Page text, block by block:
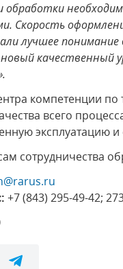
обработки
Скорость
лучшее понимание
качественный
компетенции
всего
эксплуатацию и
сотрудничества
+7 (843) 295-49-42;